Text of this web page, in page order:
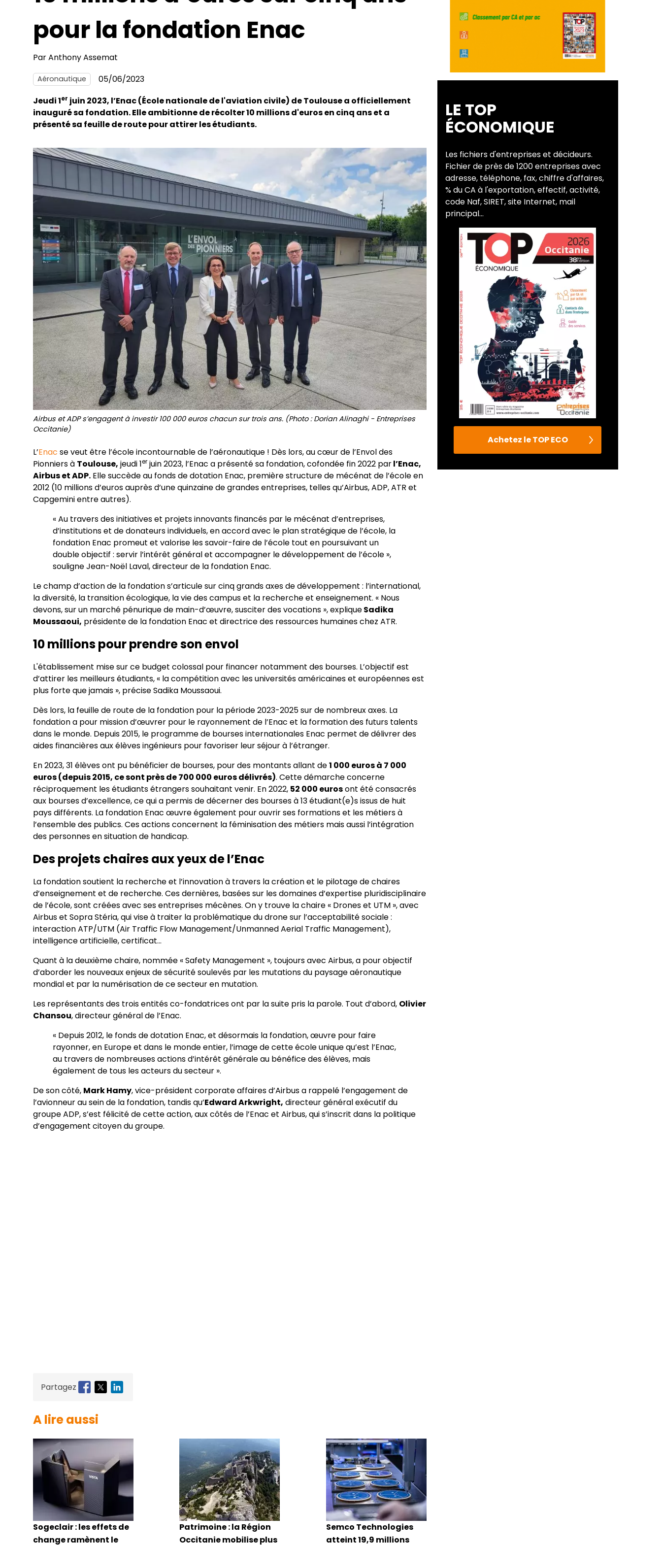
pour la fondation Enac
ParAnthony Assemat
Aéronautique
05/06/2023
Jeudi 1er juin 2023, l’Enac (École nationale de l'aviation civile) de Toulouse a officiellement
inauguré sa fondation. Elle ambitionne de récolter 10 millions d'euros en cinq ans et a
présenté sa feuille de route pour attirer les étudiants.
Airbus et ADP s’engagent à investir 100 000 euros chacun sur trois ans. (Photo : Dorian Alinaghi - Entreprises
Occitanie)
L’Enac se veut être l’école incontournable de l’aéronautique ! Dès lors, au cœur de l’Envol des
Pionniers à Toulouse, jeudi 1er juin 2023, l’Enac a présenté sa fondation, cofondée fin 2022 parl’Enac,
Airbus et ADP. Elle succède au fonds de dotation Enac, première structure de mécénat de l’école en
2012 (10 millions d’euros auprès d’une quinzaine de grandes entreprises, telles qu’Airbus, ADP, ATR et
Capgemini entre autres).
« Au travers des initiatives et projets innovants financés par le mécénat d’entreprises,
d’institutions et de donateurs individuels, en accord avec le plan stratégique de l’école, la
fondation Enac promeut et valorise les savoir-faire de l’école tout en poursuivant un
double objectif : servir l’intérêt général et accompagner le développement de l’école »,
souligne Jean-Noël Laval, directeur de la fondation Enac.
Le champ d’action de la fondation s’articule sur cinq grands axes de développement : l’international,
la diversité, la transition écologique, la vie des campus et la recherche et enseignement. « Nous
devons, sur un marché pénurique de main-d’œuvre, susciter des vocations », expliqueSadika
Moussaoui, présidente de la fondation Enac et directrice des ressources humaines chez ATR.
10 millions pour prendre son envol
L'établissement mise sur ce budget colossal pour financer notamment des bourses. L’objectif est
d’attirer les meilleurs étudiants, « la compétition avec les universités américaines et européennes est
plus forte que jamais », précise Sadika Moussaoui.
Dès lors, la feuille de route de la fondation pour la période 2023-2025 sur de nombreux axes. La
fondation a pour mission d’œuvrer pour le rayonnement de l’Enac et la formation des futurs talents
dans le monde. Depuis 2015, le programme de bourses internationales Enac permet de délivrer des
aides financières aux élèves ingénieurs pour favoriser leur séjour à l’étranger.
En 2023, 31 élèves ont pu bénéficier de bourses, pour des montants allant de1 000 euros à 7 000
euros (depuis 2015, ce sont près de 700 000 euros délivrés). Cette démarche concerne
réciproquement les étudiants étrangers souhaitant venir. En 2022, 52 000 eurosont été consacrés
aux bourses d’excellence, ce qui a permis de décerner des bourses à 13 étudiant(e)s issus de huit
pays différents. La fondation Enac œuvre également pour ouvrir ses formations et les métiers à
l’ensemble des publics. Ces actions concernent la féminisation des métiers mais aussi l’intégration
des personnes en situation de handicap.
Des projets chaires aux yeux de l’Enac
La fondation soutient la recherche et l’innovation à travers la création et le pilotage de chaires
d’enseignement et de recherche. Ces dernières, basées sur les domaines d’expertise pluridisciplinaire
de l’école, sont créées avec ses entreprises mécènes. On y trouve la chaire « Drones et UTM », avec
Airbus et Sopra Stéria, qui vise à traiter la problématique du drone sur l’acceptabilité sociale :
interaction ATP/UTM (Air Traffic Flow Management/Unmanned Aerial Traffic Management),
intelligence artificielle, certificat…
Quant à la deuxième chaire, nommée « Safety Management », toujours avec Airbus, a pour objectif
d’aborder les nouveaux enjeux de sécurité soulevés par les mutations du paysage aéronautique
mondial et par la numérisation de ce secteur en mutation.
Les représentants des trois entités co-fondatrices ont par la suite pris la parole. Tout d’abord, Olivier
Chansou, directeur général de l’Enac.
« Depuis 2012, le fonds de dotation Enac, et désormais la fondation, œuvre pour faire
rayonner, en Europe et dans le monde entier, l’image de cette école unique qu’est l’Enac,
au travers de nombreuses actions d’intérêt générale au bénéfice des élèves, mais
également de tous les acteurs du secteur ».
De son côté, Mark Hamy, vice-président corporate affaires d’Airbus a rappelé l’engagement de
l’avionneur au sein de la fondation, tandis qu’Edward Arkwright, directeur général exécutif du
groupe ADP, s’est félicité de cette action, aux côtés de l’Enac et Airbus, qui s’inscrit dans la politique
d’engagement citoyen du groupe.
Partagez
A lire aussi
Sogeclair : les effets de
change ramènent le
Patrimoine : la Région
Occitanie mobilise plus
Semco Technologies
atteint 19,9 millions
LE TOP
ÉCONOMIQUE
Les fichiers d'entreprises et décideurs.
Fichier de près de 1200 entreprises avec
adresse, téléphone, fax, chiffre d'affaires,
% du CA à l'exportation, effectif, activité,
code Naf, SIRET, site Internet, mail
principal...
Achetez le TOP ECO